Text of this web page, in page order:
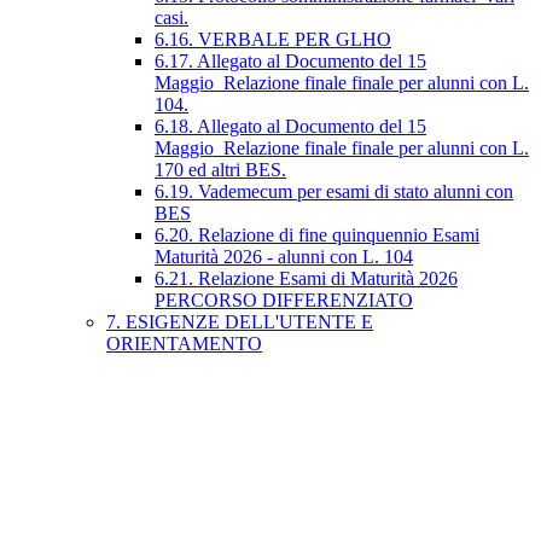
casi.
6.16. VERBALE PER GLHO
6.17. Allegato al Documento del 15
Maggio_Relazione finale finale per alunni con L.
104.
6.18. Allegato al Documento del 15
Maggio_Relazione finale finale per alunni con L.
170 ed altri BES.
6.19. Vademecum per esami di stato alunni con
BES
6.20. Relazione di fine quinquennio Esami
Maturità 2026 - alunni con L. 104
6.21. Relazione Esami di Maturità 2026
PERCORSO DIFFERENZIATO
7. ESIGENZE DELL'UTENTE E
ORIENTAMENTO